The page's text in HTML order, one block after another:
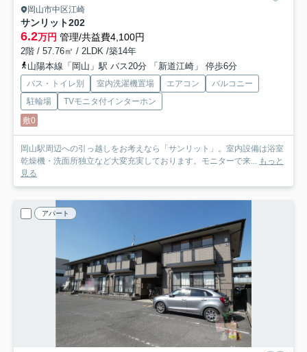
岡山市中区江崎
サンリット202
6.2万円 管理/共益費4,100円
2階 / 57.76㎡ / 2LDK /築14年
山陽本線「岡山」駅 バス20分 「新道江崎」 停歩6分
バス・トイレ別 室内洗濯機置場 エアコン
バルコニー
駐輪場
TVモニタ付インターホン
敷0
岡山駅周辺への引っ越しをお考えなら「サンリット」。室内設備は浴室
乾燥機・洗面所独立など大変充実しております。モニターで来...
もっと
見る
アパート